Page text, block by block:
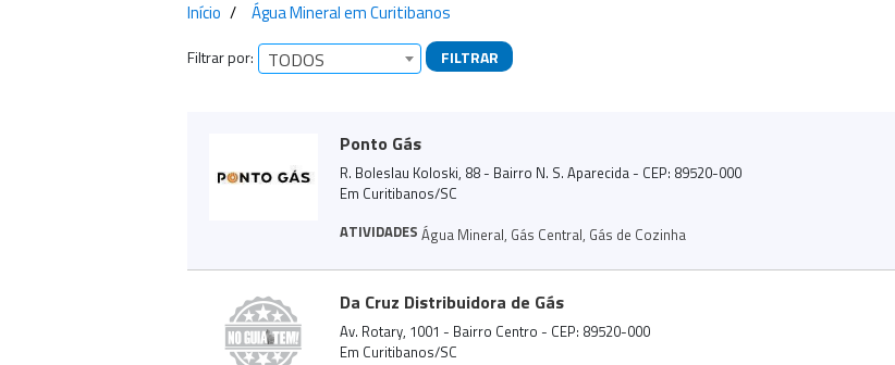
Início Água Mineral em Curitibanos
Filtrar por: TODOS FILTRAR
Ponto Gás
R. Boleslau Koloski, 88 - Bairro N. S. Aparecida - CEP: 89520-000
Em Curitibanos/SC
ATIVIDADES Água Mineral, Gás Central, Gás de Cozinha
Da Cruz Distribuidora de Gás
Av. Rotary, 1001 - Bairro Centro - CEP: 89520-000
Em Curitibanos/SC